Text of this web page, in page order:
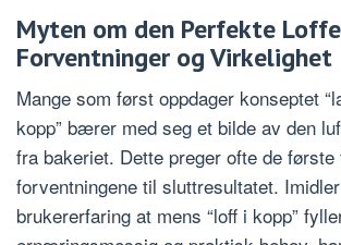
Myten om den Perfekte
Forventninger og Virkelighet
Mange som først oppdager konseptet
kopp” bærer med seg et bilde av den
fra bakeriet. Dette preger ofte de
forventningene til sluttresultatet.
brukererfaring at mens “loff i kopp”